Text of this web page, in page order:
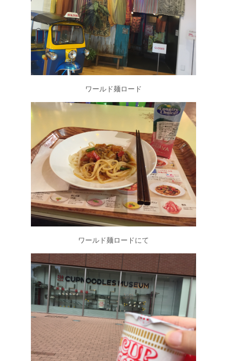
ワールド麺ロード
ワールド麺ロードにて